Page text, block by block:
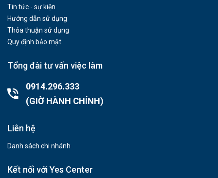
Tin tức - sự kiện
Hướng dẫn sử dụng
Thỏa thuận sử dụng
Quy định bảo mật
Tổng đài tư vấn việc làm
0914.296.333
(GIỜ HÀNH CHÍNH)
Liên hệ
Danh sách chi nhánh
Kết nối với Yes Center